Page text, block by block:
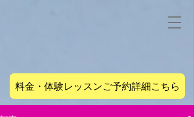
料金・体験レッスンご予約詳細こちら